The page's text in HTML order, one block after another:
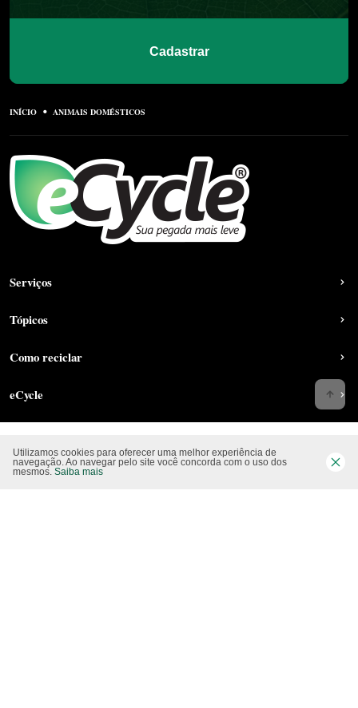
Cadastrar
INÍCIO ANIMAIS DOMÉSTICOS
Serviços
Tópicos
Como reciclar
eCycle
Siga-nos nas rede sociais
Utilizamos cookies para oferecer uma melhor experiência de
navegação. Ao navegar pelo site você concorda com o uso dos
mesmos. Saiba mais